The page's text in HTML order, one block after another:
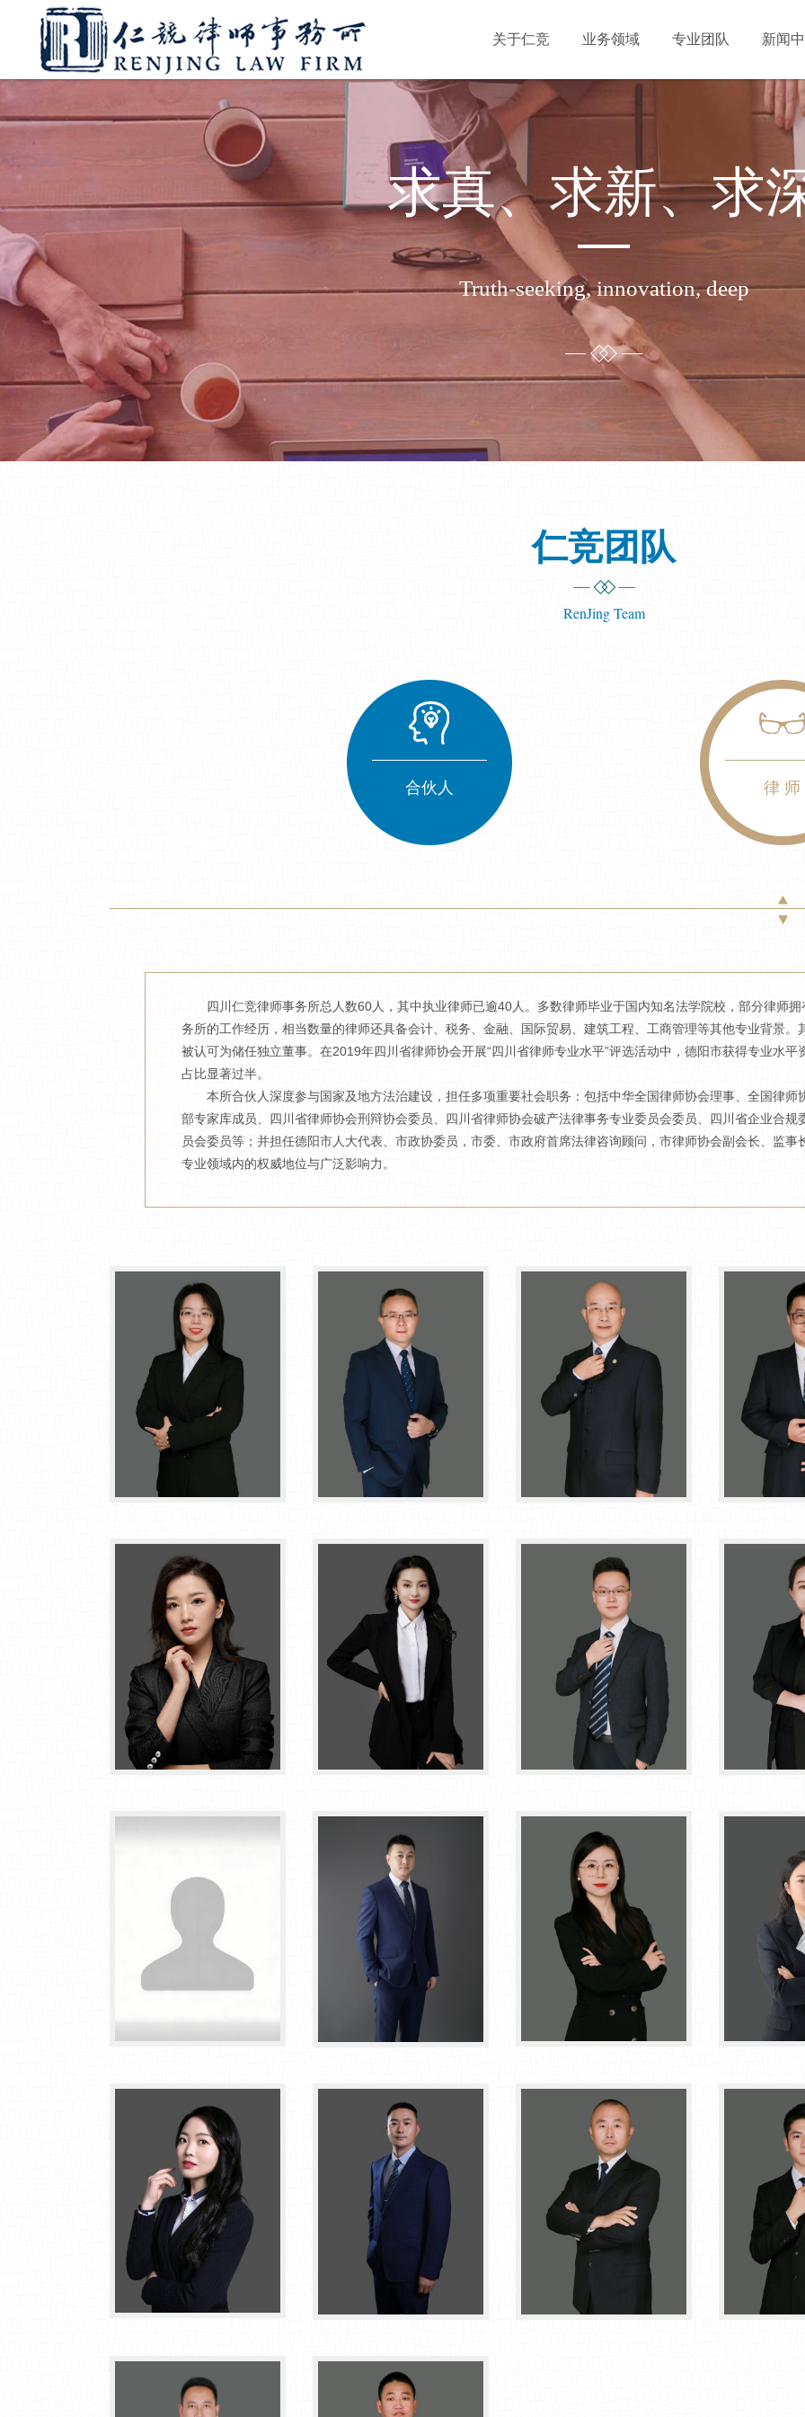
关于仁竞 业务领域 专业团队 新闻
求真、求新、求
Truth-seeking, innovation, deep
仁竞团队
RenJing Team
合伙人 律 师
四川仁竞律师事务所总人数60人，其中执业律师已逾40人。多数律师毕业于国内知名法学院校，部分律师拥
务所的工作经历，相当数量的律师还具备会计、税务、金融、国际贸易、建筑工程、工商管理等其他专业背景
被认可为储任独立董事。在2019年四川省律师协会开展“四川省律师专业水平”评选活动中，德阳市获得专业水
占比显著过半。
本所合伙人深度参与国家及地方法治建设，担任多项重要社会职务：包括中华全国律师协会理事、全国律师
部专家库成员、四川省律师协会刑辩协会委员、四川省律师协会破产法律事务专业委员会委员、四川省企业合
员会委员等；并担任德阳市人大代表、市政协委员，市委、市政府首席法律咨询顾问，市律师协会副会长、监
专业领域内的权威地位与广泛影响力。